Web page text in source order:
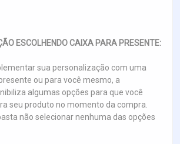
ESCOLHENDO CAIXA PARA PRESENTE:
sua personalização com uma
ou para você mesmo, a
algumas opções para que você
seu produto no momento da compra.
não selecionar nenhuma das opções